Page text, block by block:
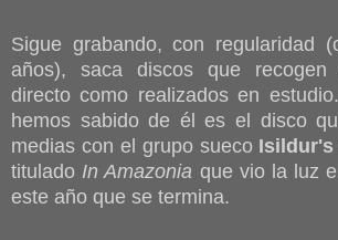
Sigue grabando, con regularidad
años), saca discos que recogen
directo como realizados en
hemos sabido de él es el disco
medias con el grupo sueco Isildur's
titulado In Amazonia que vio la luz
este año que se termina.